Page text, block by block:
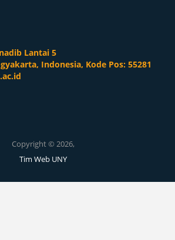
Lantai 5
Indonesia, Kode Pos: 55281
Copyright © 2026,
Tim Web UNY